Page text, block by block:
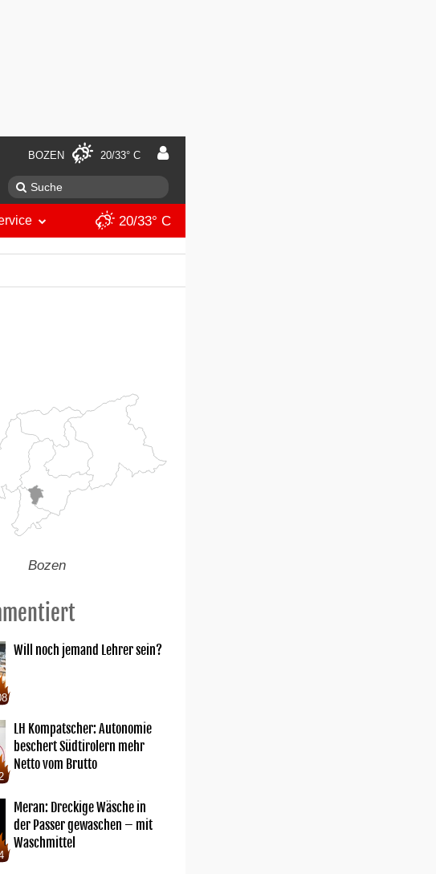
BOZEN 20/33° C
20/33° C
Bozen
Will noch jemand Lehrer sein?
LH Kompatscher: Autonomie
beschert Südtirolern mehr
Netto vom Brutto
Meran: Dreckige Wäsche in
der Passer gewaschen – mit
Waschmittel